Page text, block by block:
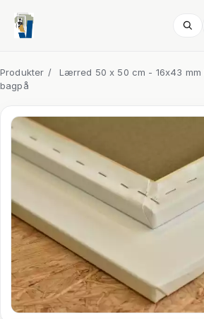
Produkter /
Lærred 50 x 50 cm - 16x43
bagpå